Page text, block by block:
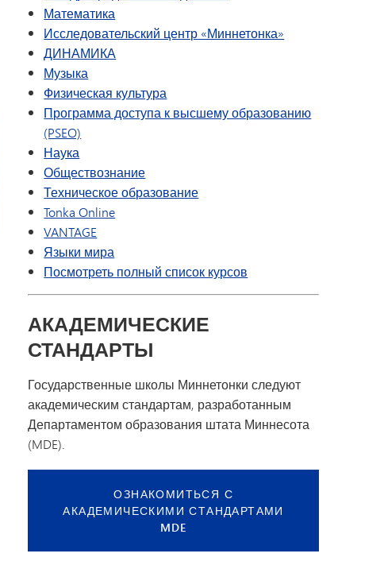
Математика
Исследовательский центр «Миннетонка»
ДИНАМИКА
Музыка
Физическая культура
Программа доступа к высшему образованию
(PSEO)
Наука
Обществознание
Техническое образование
Tonka Online
VANTAGE
Языки мира
Посмотреть полный список курсов
АКАДЕМИЧЕСКИЕ
СТАНДАРТЫ
Государственные школы Миннетонки следуют
академическим стандартам, разработанным
Департаментом образования штата Миннесота
(MDE).
ОЗНАКОМИТЬСЯ С
АКАДЕМИЧЕСКИМИ СТАНДАРТАМИ
MDE